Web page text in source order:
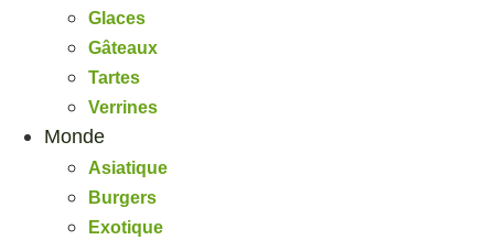
Glaces
Gâteaux
Tartes
Verrines
Monde
Asiatique
Burgers
Exotique